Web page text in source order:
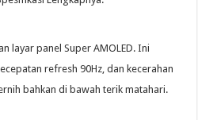
layar panel Super AMOLED. Ini
refresh 90Hz, dan kecerahan
bahkan di bawah terik matahari.